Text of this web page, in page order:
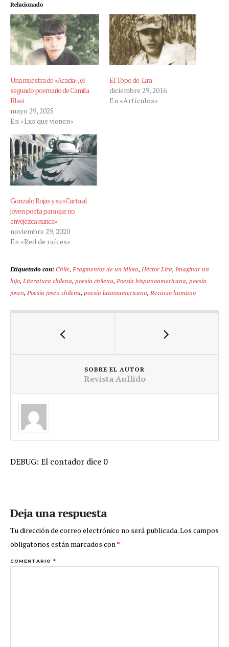
Relacionado
Una muestra de «Acacia», el
segundo poemario de Camila
Blavi
mayo 29, 2025
En «Lxs que vienen»
El Topo de-Lira
diciembre 29, 2016
En «Artículos»
Gonzalo Rojas y su «Carta al
joven poeta para que no
envejezca nunca»
noviembre 29, 2020
En «Red de raíces»
Etiquetado con:Chile, Fragmentos de un idiota, Héctor Lira, Imaginar un
hijo, Literatura chilena, poesía chilena, Poesía hispanoamericana, poesía
joven, Poesía joven chilena, poesía latinoamericana, Recurso humano
SOBRE EL AUTOR
Revista Aullido
DEBUG: El contador dice 0
Deja una respuesta
Tu dirección de correo electrónico no será publicada.Los campos
obligatorios están marcados con*
COMENTARIO *